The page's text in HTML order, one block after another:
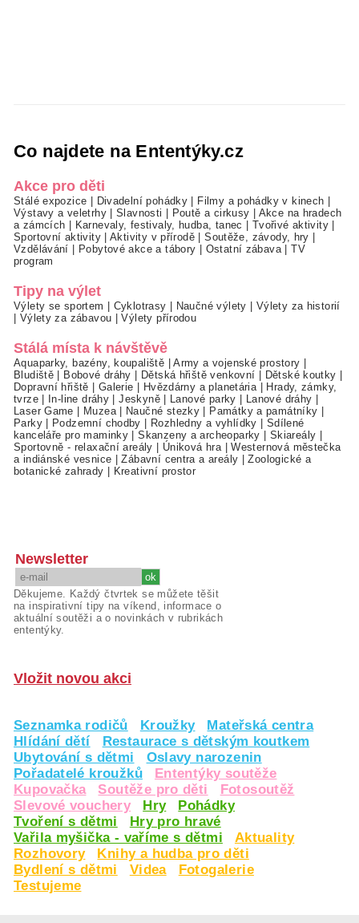
Co najdete na Ententýky.cz
Akce pro děti
Stálé expozice Divadelní pohádky Filmy a pohádky v kinech
Výstavy a veletrhy|Slavnosti Poutě a cirkusy
Akce na hradech
a zámcích
Karnevaly, festivaly, hudba, tanec Tvořivé aktivity
Sportovní aktivity|Aktivity v přírodě |Soutěže, závody, hry
Vzdělávání
Pobytové akce a tábory Ostatní zábava|TV
program
Tipy na výlet
Výlety se sportem Cyklotrasy Naučné výlety
Výlety za historií
Výlety za zábavou |Výlety přírodou
Stálá místa k návštěvě
Aquaparky, bazény, koupaliště |Army a vojenské prostory
Bludiště
Bobové dráhy Dětská hřiště venkovní Dětské koutky
Dopravní hřiště
Galerie Hvězdárny a planetária|
Hrady, zámky,
tvrze| In-line dráhy |Jeskyně| Lanové parky Lanové dráhy
Laser Game
Muzea| Naučné stezky Památky a památníky
Parky| Podzemní chodby Rozhledny a vyhlídky
Sdílené
kanceláře pro maminky |Skanzeny a archeoparky Skiareály
Sportovně - relaxační areály
Úniková hra|Westernová městečka
a indiánské vesnice |Zábavní centra a areály |Zoologické a
botanické zahrady
Kreativní prostor
Newsletter
Děkujeme. Každý čtvrtek se můžete těšit
na inspirativní tipy na víkend, informace o
aktuální soutěži a o novinkách v rubrikách
ententýky.
Vložit novou akci
Seznamka rodičů Kroužky
Mateřská centra
Hlídání dětí
Restaurace s dětským koutkem
Ubytování s dětmi
Oslavy narozenin
Pořadatelé kroužků
Ententýky soutěže
Kupovačka
Soutěže pro děti
Fotosoutěž
Slevové vouchery
Hry
Pohádky
Tvoření s dětmi
Hry pro hravé
Vařila myšička - vaříme s dětmi
Aktuality
Rozhovory
Knihy a hudba pro děti
Bydlení s dětmi
Videa
Fotogalerie
Testujeme